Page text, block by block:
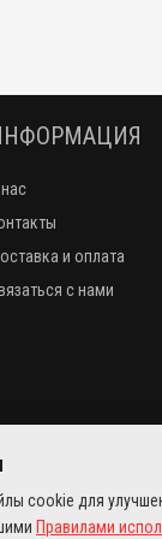
и оплата
с нами
cookie для
Правилами